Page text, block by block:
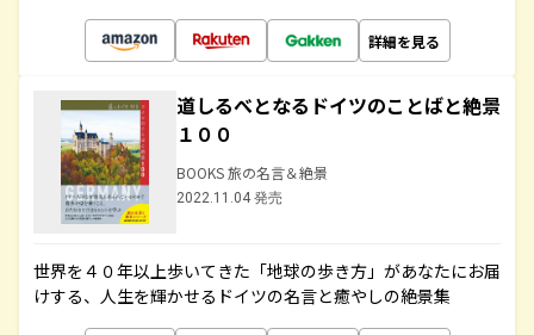
詳細を見る
道しるべとなるドイツのことばと絶景
１００
BOOKS 旅の名言＆絶景
2022.11.04 発売
世界を４０年以上歩いてきた「地球の歩き方」があなたにお届
けする、人生を輝かせるドイツの名言と癒やしの絶景集